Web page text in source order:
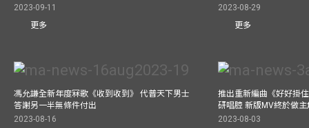
2023-09-11
更多
2023-08-29
更多
馮允謙全新年度冧歌《收到收到》 代普天下男士
答謝另一半無條件付出
2023-08-16
推出重新編曲《好好掛
研唱腔 新版MV終於做主
2023-08-03